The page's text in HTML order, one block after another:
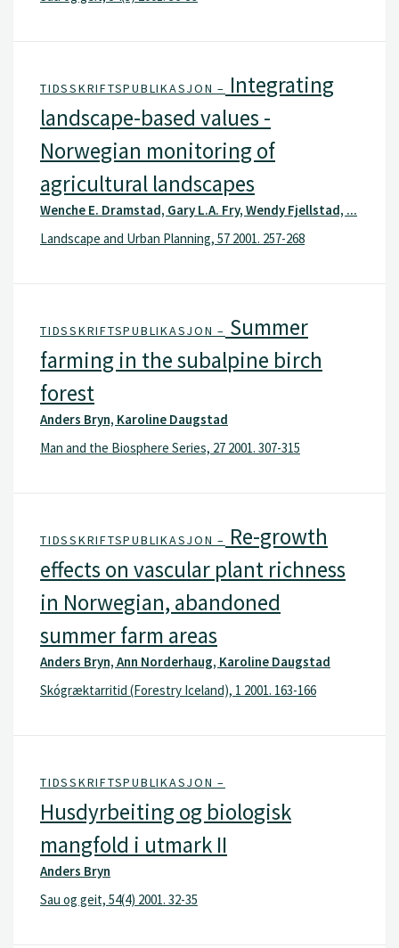
TIDSSKRIFTSPUBLIKASJON – Integrating
landscape-based values -
Norwegian monitoring of
agricultural landscapes
Wenche E. Dramstad, Gary L.A. Fry, Wendy Fjellstad, ...
Landscape and Urban Planning, 57 2001. 257-268
TIDSSKRIFTSPUBLIKASJON – Summer
farming in the subalpine birch
forest
Anders Bryn, Karoline Daugstad
Man and the Biosphere Series, 27 2001. 307-315
TIDSSKRIFTSPUBLIKASJON – Re-growth
effects on vascular plant richness
in Norwegian, abandoned
summer farm areas
Anders Bryn, Ann Norderhaug, Karoline Daugstad
Skógræktarritid (Forestry Iceland), 1 2001. 163-166
TIDSSKRIFTSPUBLIKASJON –
Husdyrbeiting og biologisk
mangfold i utmark II
Anders Bryn
Sau og geit, 54(4) 2001. 32-35